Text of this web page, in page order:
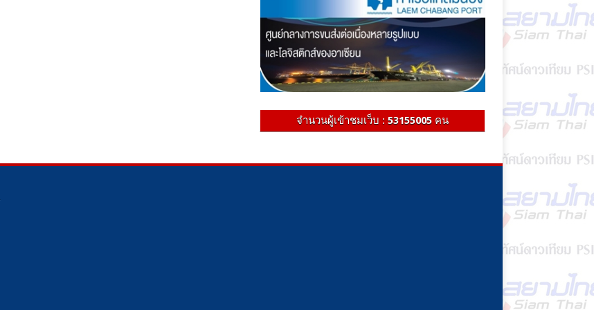
จำนวนผู้เข้าชมเว็บ : 53155005 คน